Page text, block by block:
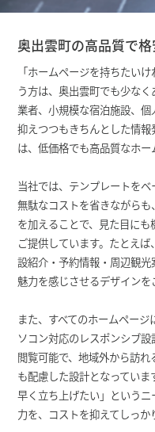
奥出雲町の高品質で
「ホームページを持ちたい
う方は、奥出雲町でも少な
業者、小規模な宿泊施設、
抑えつつもきちんとした情
は、低価格でも高品質なホー
当社では、テンプレートをベ
無駄なコストを省きながら
を加えることで、見た目に
ご提供しています。たとえ
設紹介・予約情報・周辺観
魅力を感じさせるデザインを
また、すべてのホームペー
ソコン対応のレスポンシブ
閲覧可能で、地域外から訪
も配慮した設計となってい
早く立ち上げたい」という
力を、コストを抑えてしっか